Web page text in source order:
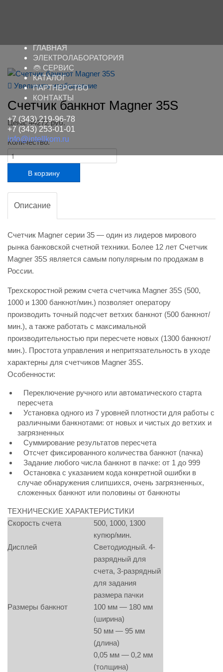
ГЛАВНАЯ
ЭЛЕКТРОЛАБОРАТОРИЯ
СЕРВИС
КАТАЛОГ
ПАРТНЕРСТВО
КОНТАКТЫ
+7 (343) 219-96-78
+7 (343) 253-01-01
info@intellkom.ru
Увеличить изображение
Счетчик банкнот Magner 35S
Цена:44272 руб.
Количество:
Описание
Счетчик Magner серии 35 — один из лидеров мирового
рынка банковской счетной техники. Более 12 лет Счетчик
Magner 35S является самым популярным по продажам в
России.
Трехскоростной режим счета счетчика Magner 35S (500,
1000 и 1300 банкнот/мин.) позволяет оператору
производить точный подсчет ветхих банкнот (500 банкнот/
мин.), а также работать с максимальной
производительностью при пересчете новых (1300 банкнот/
мин.). Простота управления и непритязательность в уходе
характерны для счетчиков Magner 35S.
Особенности:
Переключение ручного или автоматического старта
пересчета
Установка одного из 7 уровней плотности для работы с
различными банкнотами: от новых и чистых до ветхих и
загрязненных
Суммирование результатов пересчета
Отсчет фиксированного количества банкнот (пачка)
Задание любого числа банкнот в пачке: от 1 до 999
Остановка с указанием кода конкретной ошибки в
случае обнаружения слипшихся, очень загрязненных,
сложенных банкнот или половины от банкноты
ТЕХНИЧЕСКИЕ ХАРАКТЕРИСТИКИ
Скорость счета
500, 1000, 1300
купюр/мин.
Дисплей
Светодиодный. 4-
разрядный для
счета, 3-разрядный
для задания
размера пачки
Размеры банкнот
100 мм — 180 мм
(ширина)
50 мм — 95 мм
(длина)
0,05 мм — 0,2 мм
(толщина)